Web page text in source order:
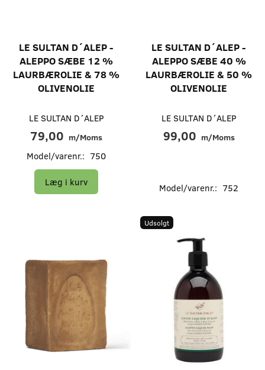
LE SULTAN D´ALEP -
ALEPPO SÆBE 12 %
LAURBÆROLIE & 78 %
OLIVENOLIE
LE SULTAN D´ALEP
79,00 m/Moms
Model/varenr.: 750
Læg i kurv
LE SULTAN D´ALEP -
ALEPPO SÆBE 40 %
LAURBÆROLIE & 50 %
OLIVENOLIE
LE SULTAN D´ALEP
99,00 m/Moms
Model/varenr.: 752
Udsolgt